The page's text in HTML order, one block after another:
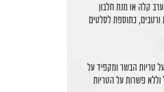
קלה או מנת חלבון
ורטבים, כתוספת לסלטים
טריות הבשר ומקפיד על
וללא פשרות על הטריות